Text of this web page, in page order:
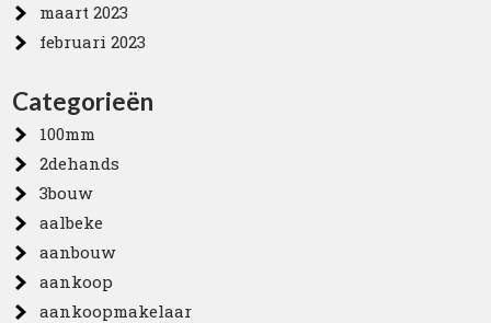
maart 2023
februari 2023
Categorieën
100mm
2dehands
3bouw
aalbeke
aanbouw
aankoop
aankoopmakelaar